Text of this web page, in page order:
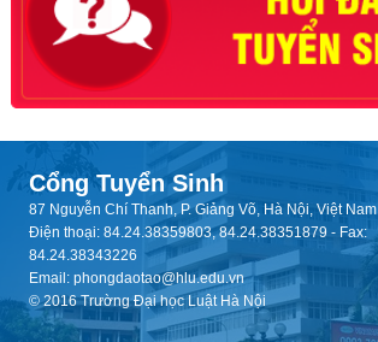
Cổng Tuyển Sinh
87 Nguyễn Chí Thanh, P. Giảng Võ, Hà Nội, Việt Nam
Điện thoại: 84.24.38359803, 84.24.38351879 - Fax:
84.24.38343226
Email: phongdaotao@hlu.edu.vn
© 2016 Trường Đại học Luật Hà Nội